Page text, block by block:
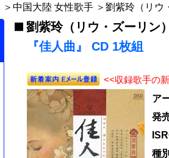
＞ 中国大陸 女性歌手 ＞ 劉紫玲（リウ
劉紫玲（リウ・ズーリン
『佳人曲』 CD 1枚組
<<収録歌手の
ア
発
種